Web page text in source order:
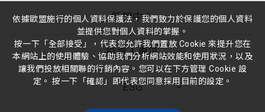
新聞中心
投資人專區
ESG
依據歐盟施行的個人資料保護法，我們致力於保護您的個人資料
並提供您對個人資料的掌握。
按一下「全部接受」，代表您允許我們置放 Cookie 來提升您在
本網站上的使用體驗、協助我們分析網站效能和使用狀況，以及
讓我們投放相關聯的行銷內容。您可以在下方管理 Cookie 設
定。 按一下「確認」即代表您同意採用目前的設定。